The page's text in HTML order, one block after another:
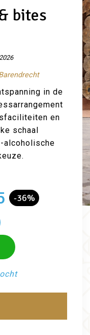
bites
in de
en
schaal
alcoholische
-36%